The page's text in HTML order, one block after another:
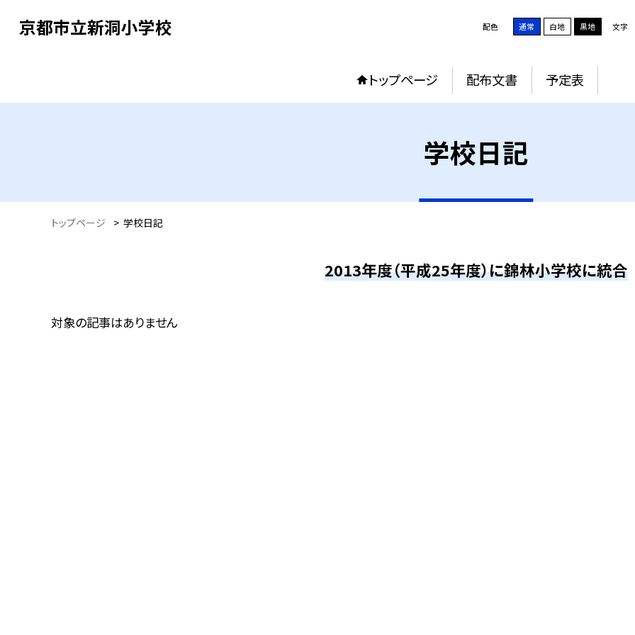
京都市立新洞小学校 配色 通常 白地 黒地 文字
トップページ 配布文書 予定表
学校日記
トップページ > 学校日記
2013年度（平成25年度）に錦林小学校に統合
対象の記事はありません